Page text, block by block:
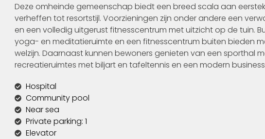
Deze omheinde gemeenschap biedt een breed scala aan
verheffen tot resortstijl. Voorzieningen zijn onder andere een
en een volledig uitgerust fitnesscentrum met uitzicht op de tuin.
yoga- en meditatieruimte en een fitnesscentrum buiten bieden
welzijn. Daarnaast kunnen bewoners genieten van een sporthal
recreatieruimtes met biljart en tafeltennis en een modern
Hospital
Community pool
Near sea
Private parking: 1
Elevator